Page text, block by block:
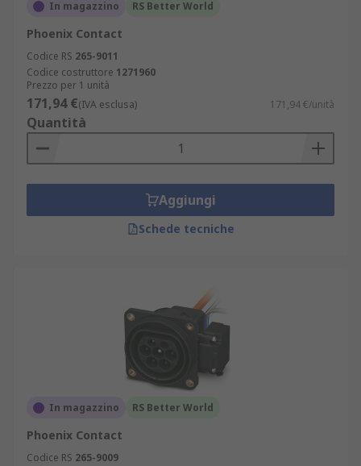
In magazzino RS Better World
Phoenix Contact
Codice RS 265-9011
Codice costruttore 1271960
Prezzo per 1 unità
171,94 €(IVA esclusa) 171,94 €/unità
Quantità
Aggiungi
Schede tecniche
In magazzino RS Better World
Phoenix Contact
Codice RS 265-9009